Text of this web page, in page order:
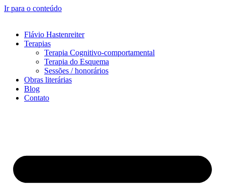
Ir para o conteúdo
Flávio Hastenreiter
Terapias
Terapia Cognitivo-comportamental
Terapia do Esquema
Sessões / honorários
Obras literárias
Blog
Contato